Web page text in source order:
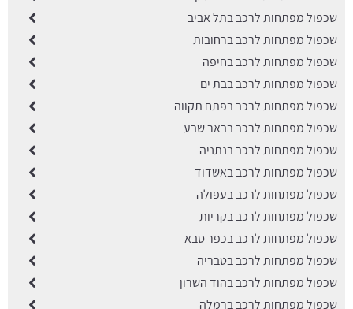
שכפול מפתחות לרכב בתל אביב
שכפול מפתחות לרכב ברחובות
שכפול מפתחות לרכב בחיפה
שכפול מפתחות לרכב בבת ים
שכפול מפתחות לרכב בפתח תקווה
שכפול מפתחות לרכב בבאר שבע
שכפול מפתחות לרכב בנתניה
שכפול מפתחות לרכב באשדוד
שכפול מפתחות לרכב בעפולה
שכפול מפתחות לרכב בקריות
שכפול מפתחות לרכב בכפר סבא
שכפול מפתחות לרכב בטבריה
שכפול מפתחות לרכב בהוד השרון
שכפול מפתחות לרכב ברמלה